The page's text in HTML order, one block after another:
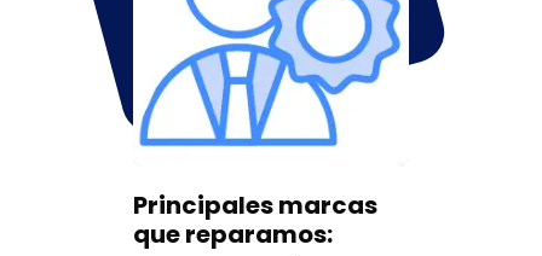
Principales marcas
que reparamos: